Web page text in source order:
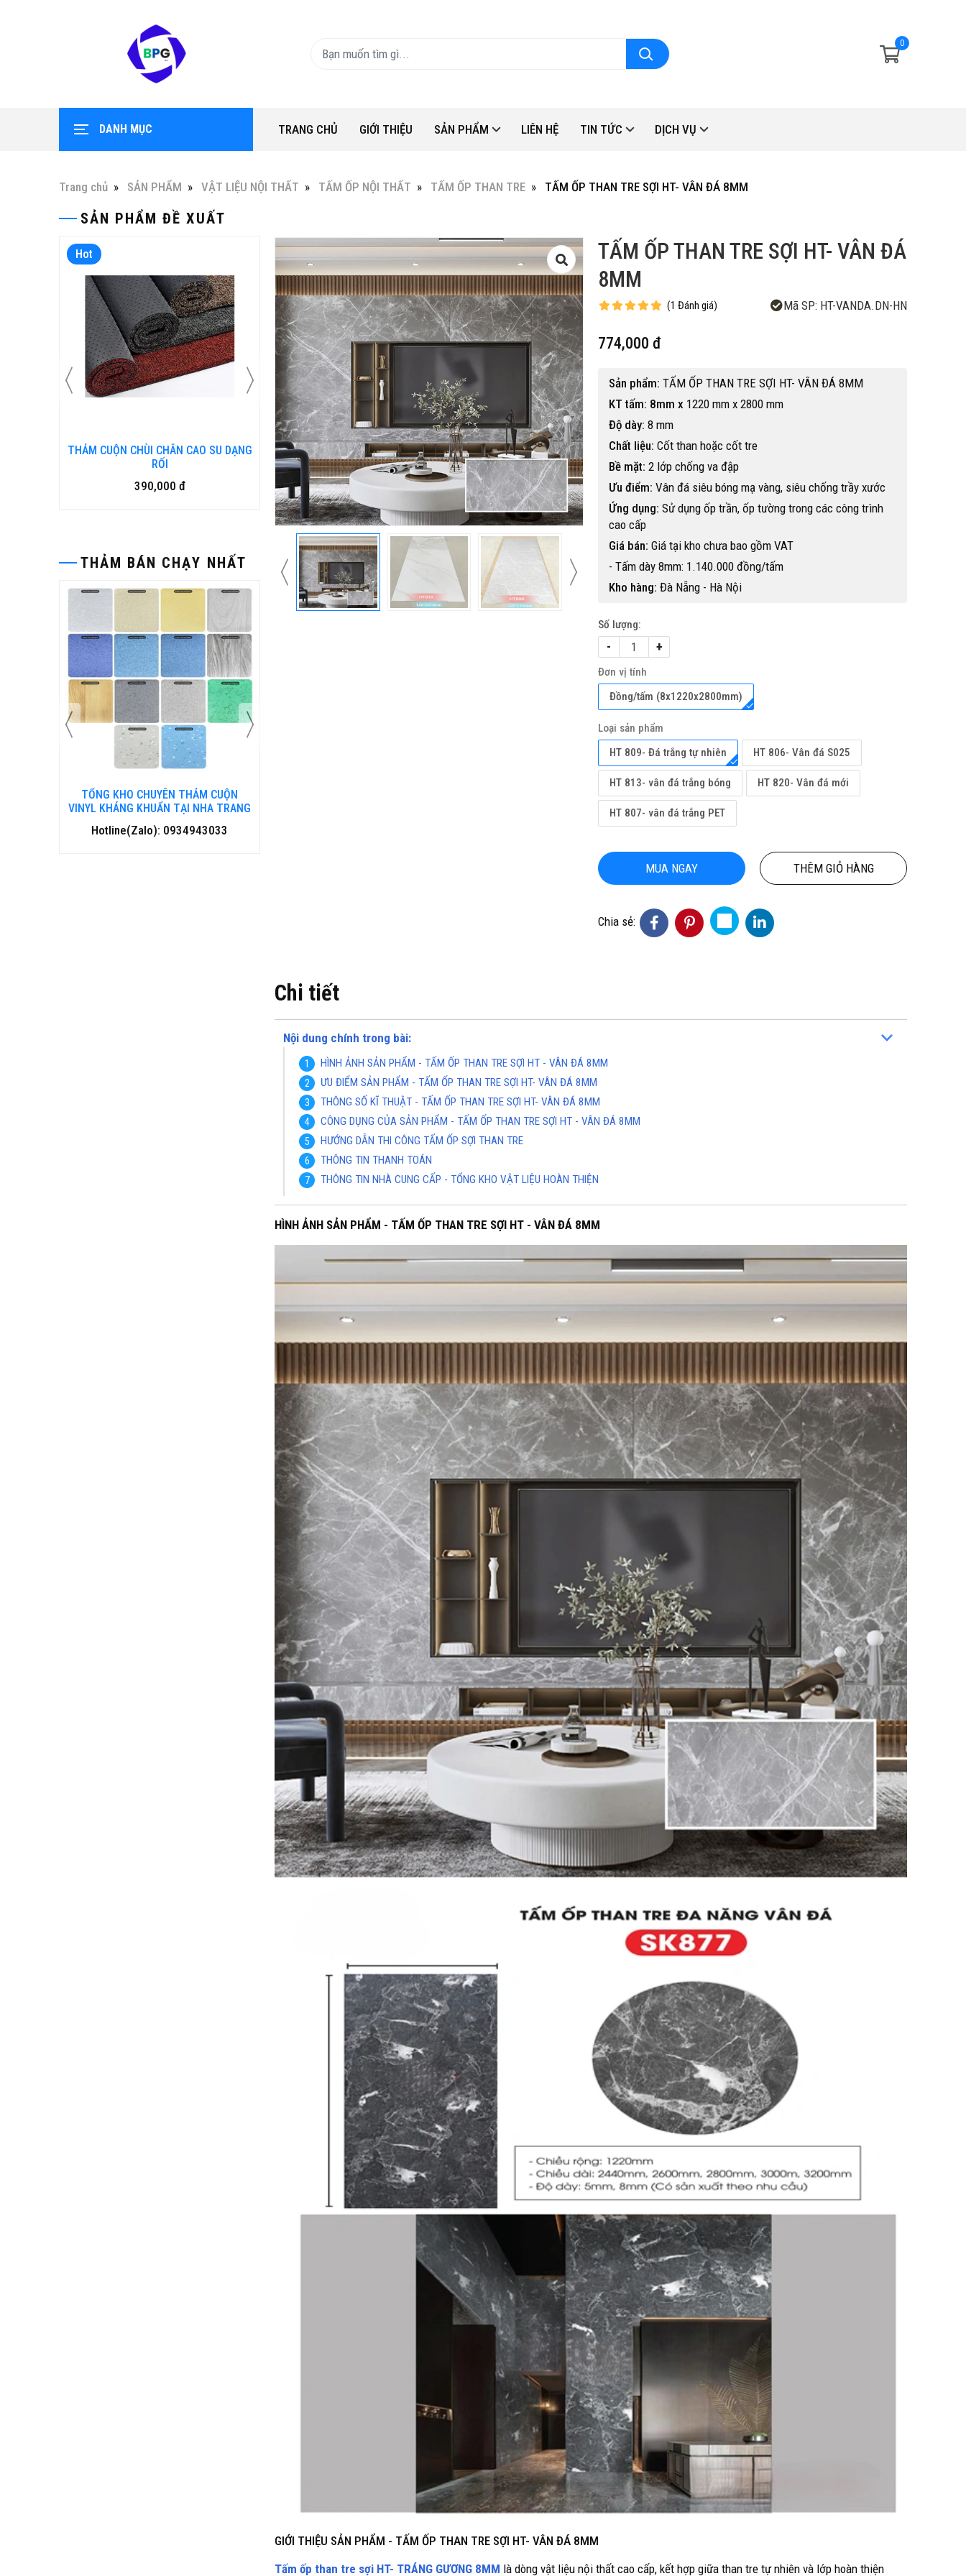
0
DANH MỤC TRANG CHỦ GIỚI THIỆU SẢN PHẨM LIÊN HỆ TIN TỨC DỊCH VỤ
Trang chủ SẢN PHẨM VẬT LIỆU NỘI THẤT TẤM ỐP NỘI THẤT TẤM ỐP THAN TRE TẤM ỐP THAN TRE SỢI HT- VÂN ĐÁ 8MM
SẢN PHẨM ĐỀ XUẤT
Hot
THẢM CUỘN CHÙI CHÂN CAO SU DẠNG
RỐI
390,000 đ
Hot
Bàn ghế gỗ nhựa ngoài trời BP-456
15,500,000 đ
THẢM BÁN CHẠY NHẤT
TỔNG KHO CHUYÊN THẢM CUỘN
VINYL KHÁNG KHUẨN TẠI NHA TRANG
Hotline(Zalo): 0934943033
TỔNG KHO CHUYÊN THẢM CUỘN
VINYL KHÁNG KHUẨN TẠI HÀ NỘI
Hotline(Zalo): 0934943033
TỔNG KHO CHUYÊN THẢM CUỘN
VINYL KHÁNG KHUẨN TẠI HỒ CHÍ
Hotline(Zalo): 0934943033
TẤM ỐP THAN TRE SỢI HT- VÂN ĐÁ
8MM
(1 Đánh giá) Mã SP: HT-VANDA.DN-HN
774,000 đ
Sản phẩm: TẤM ỐP THAN TRE SỢI HT- VÂN ĐÁ 8MM
KT tấm: 8mm x 1220 mm x 2800 mm
Độ dày: 8 mm
Chất liệu: Cốt than hoặc cốt tre
Bề mặt: 2 lớp chống va đập
Ưu điểm: Vân đá siêu bóng mạ vàng, siêu chống trầy xước
Ứng dụng: Sử dụng ốp trần, ốp tường trong các công trình
cao cấp
Giá bán: Giá tại kho chưa bao gồm VAT
- Tấm dày 8mm: 1.140.000 đồng/tấm
Kho hàng: Đà Nẵng - Hà Nội
Số lượng:
- +
Đơn vị tính
Đồng/tấm (8x1220x2800mm)
Loại sản phẩm
HT 809- Đá trắng tự nhiên
HT 806- Vân đá S025
HT 813- vân đá trắng bóng HT 820- Vân đá mới
HT 807- vân đá trắng PET
MUA NGAY THÊM GIỎ HÀNG
Chia sẻ:
Chi tiết
Nội dung chính trong bài:
HÌNH ẢNH SẢN PHẨM - TẤM ỐP THAN TRE SỢI HT - VÂN ĐÁ 8MM
ƯU ĐIỂM SẢN PHẨM - TẤM ỐP THAN TRE SỢI HT- VÂN ĐÁ 8MM
THÔNG SỐ KĨ THUẬT - TẤM ỐP THAN TRE SỢI HT- VÂN ĐÁ 8MM
CÔNG DỤNG CỦA SẢN PHẨM - TẤM ỐP THAN TRE SỢI HT - VÂN ĐÁ 8MM
HƯỚNG DẪN THI CÔNG TẤM ỐP SỢI THAN TRE
THÔNG TIN THANH TOÁN
THÔNG TIN NHÀ CUNG CẤP - TỔNG KHO VẬT LIỆU HOÀN THIỆN
HÌNH ẢNH SẢN PHẨM - TẤM ỐP THAN TRE SỢI HT - VÂN ĐÁ 8MM
GIỚI THIỆU SẢN PHẨM - TẤM ỐP THAN TRE SỢI HT- VÂN ĐÁ 8MM
Tấm ốp than tre sợi HT- TRÁNG GƯƠNG 8MM là dòng vật liệu nội thất cao cấp, kết hợp giữa than tre tự nhiên và lớp hoàn thiện